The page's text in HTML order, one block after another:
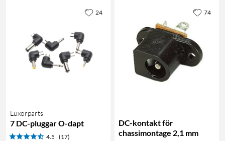
Luxorparts
7 DC-pluggar O-dapt
4.5 (17)
24
DC-kontakt för
chassimontage 2,1 mm
74